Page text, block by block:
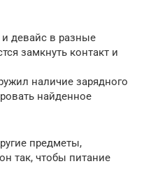
девайс в разные
замкнуть контакт и
наличие зарядного
найденное
предметы,
так, чтобы питание